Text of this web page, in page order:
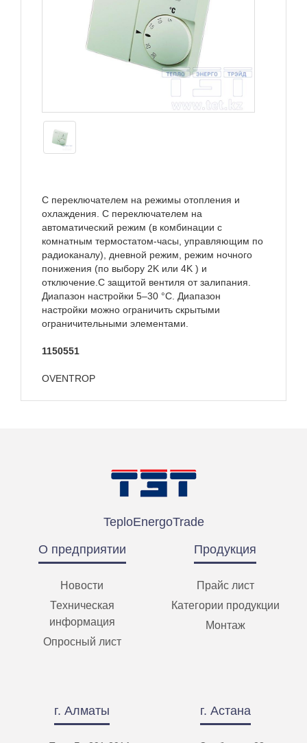
С переключателем на режимы отопления и
охлаждения. С переключателем на
автоматический режим (в комбинации с
комнатным термостатом-часы, управляющим по
радиоканалу), дневной режим, режим ночного
понижения (по выбору 2K или 4K ) и
отключение.С защитой вентиля от залипания.
Диапазон настройки 5–30 °C. Диапазон
настройки можно ограничить скрытыми
ограничительными элементами.
1150551
OVENTROP
Техническое описание
TeploEnergoTrade
О предприятии
Новости
Техническая
информация
Опросный лист
Продукция
Прайс лист
Категории продукции
Монтаж
г. Алматы г. Астана